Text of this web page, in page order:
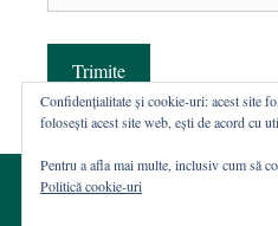
Trimite
Confidențialitate și cookie-uri: acest site
folosești acest site web, ești de acord cu
Pentru a afla mai multe, inclusiv cum să
Politică cookie-uri